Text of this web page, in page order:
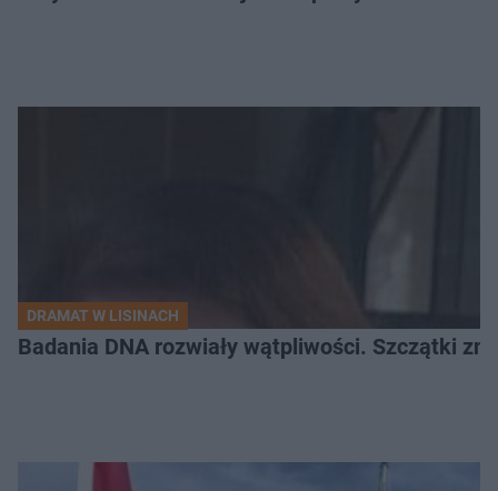
DRAMAT W LISINACH
Badania DNA rozwiały wątpliwości. Szczątki